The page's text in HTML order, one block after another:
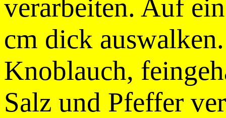
verarbeiten. Auf
cm dick
Knoblauch,
Salz und Pfeffer